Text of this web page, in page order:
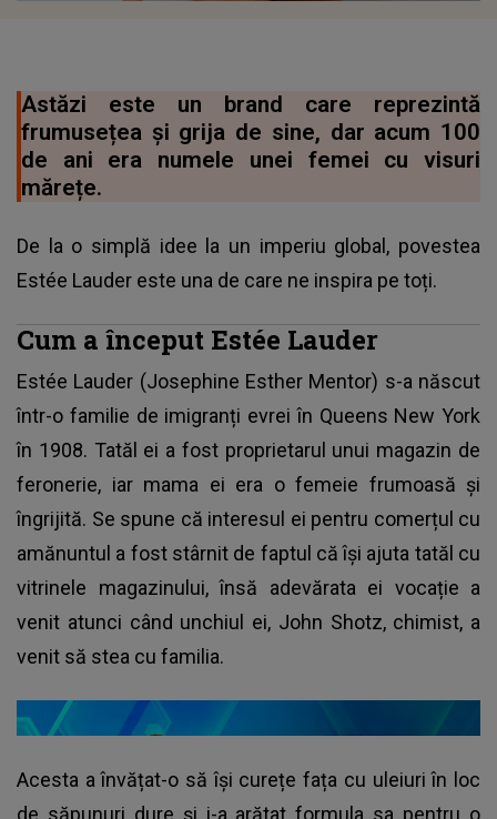
Astăzi este un brand care reprezintă
frumusețea și grija de sine, dar acum 100
de ani era numele unei femei cu visuri
mărețe.
De la o simplă idee la un imperiu global, povestea
Estée Lauder este una de care ne inspira pe toți.
Cum a început Estée Lauder
Estée Lauder (Josephine Esther Mentor) s-a născut
într-o familie de imigranți evrei în Queens New York
în 1908. Tatăl ei a fost proprietarul unui magazin de
feronerie, iar mama ei era o femeie frumoasă și
îngrijită. Se spune că interesul ei pentru comerțul cu
amănuntul a fost stârnit de faptul că își ajuta tatăl cu
vitrinele magazinului, însă adevărata ei vocație a
venit atunci când unchiul ei, John Shotz, chimist, a
venit să stea cu familia.
Acesta a învățat-o să își curețe fața cu uleiuri în loc
de săpunuri dure și i-a arătat formula sa pentru o